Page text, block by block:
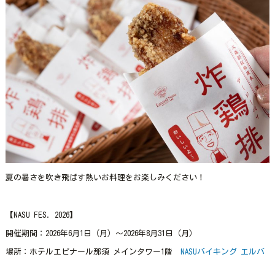
夏の暑さを吹き飛ばす熱いお料理をお楽しみください！
【NASU FES. 2026】
開催期間：2026年6月1日（月）～2026年8月31日（月）
場所：ホテルエピナール那須 メインタワー1階
NASUバイキング エルバ